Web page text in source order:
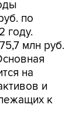
по
году.
млн руб.
на
и
к